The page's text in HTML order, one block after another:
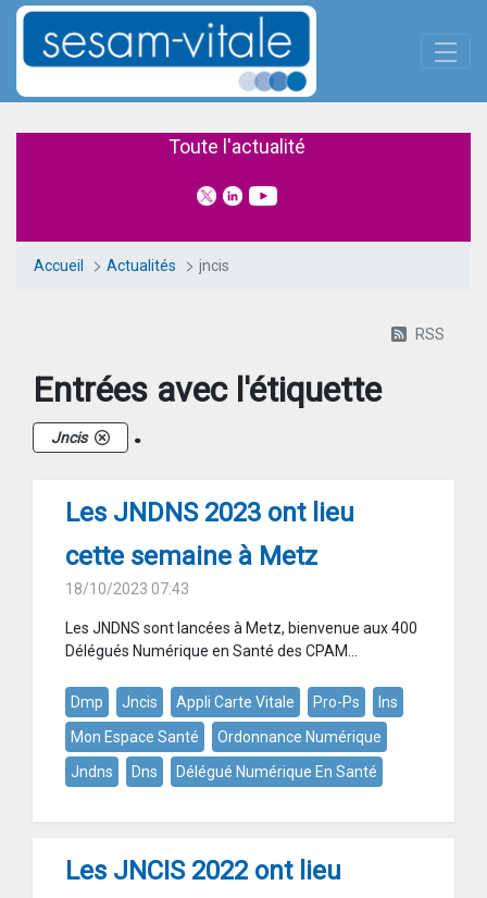
Saut au contenu principal
Toute l'actualité
Accueil Actualités jncis
RSS
Entrées avec l'étiquette
Jncis .
Les JNDNS 2023 ont lieu
cette semaine à Metz
18/10/2023 07:43
Les JNDNS sont lancées à Metz, bienvenue aux 400
Délégués Numérique en Santé des CPAM...
Dmp Jncis Appli Carte Vitale Pro-Ps
Ins
Mon Espace Santé
Ordonnance Numérique
Jndns
Dns Délégué Numérique En Santé
Les JNCIS 2022 ont lieu
Panneau de gestion des cookies